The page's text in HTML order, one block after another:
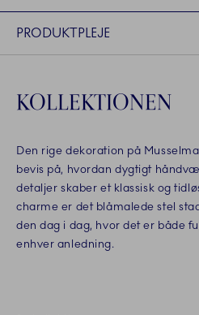
PRODUKTPLEJE
KOLLEKTIONEN
Den rige dekoration på
bevis på, hvordan dygtigt
detaljer skaber et klassisk og
charme er det blåmalede stel
den dag i dag, hvor det er både
enhver anledning.